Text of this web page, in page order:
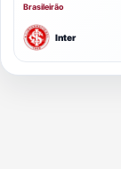
Brasileirão
Inter